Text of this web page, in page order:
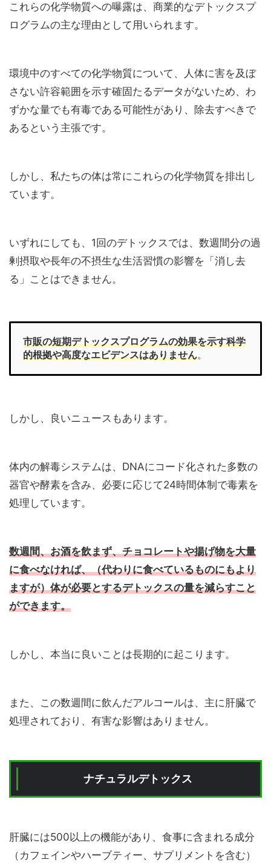
これらの化学物質への曝露は、商業的なデトックスプ
ログラムの主な理由として用いられます。
環境中のすべての化学物質について、人体に害を及ぼ
さない許容範囲を示す確固たるデータがないため、わ
ずかな量でも有毒である可能性があり、除去すべきで
あるという主張です。
しかし、私たちの体は常にこれらの化学物質を排出し
ています。
いずれにしても、1回のデトックスでは、数週間分の過
剰摂取や長年の不摂生な生活習慣の影響を「消し去
る」ことはできません。
市販の短期デトックスプログラムの効果を示す科学
的根拠や高度なエビデンスはありません。
しかし、良いニュースもあります。
体内の解毒システムは、DNAにコード化された多数の
器官や酵素を含み、必要に応じて24時間体制で毒素を
処理しています。
数週間、お酒を飲まず、チョコレートや揚げ物を大量
に食べなければ、（代わりに食べているものにもより
ますが）体が必要とするデトックスの量を減らすこと
ができます。
しかし、本当に良いことは長期的に起こります。
また、この数週間に飲んだアルコールは、主に肝臓で
処理されており、有害な影響はありません。
ナチュラルデトックス
肝臓には500以上の機能があり、食事に含まれる成分
（カフェインやハーブティー、サプリメントを含む）